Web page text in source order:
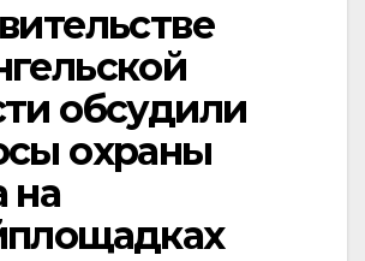
обсудили
охраны
на